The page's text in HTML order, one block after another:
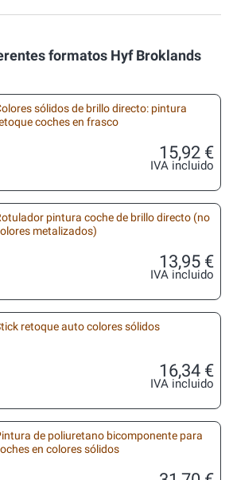
formatos Hyf Broklands
sólidos de brillo directo: pintura
coches en frasco
15,92 €
IVA incluido
pintura coche de brillo directo (no
metalizados)
13,95 €
IVA incluido
retoque auto colores sólidos
16,34 €
IVA incluido
de poliuretano bicomponente para
en colores sólidos